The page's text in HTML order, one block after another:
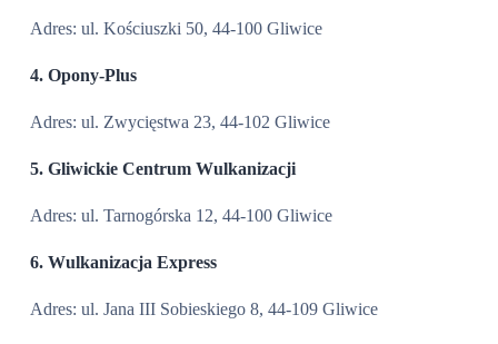
Adres: ul. Kościuszki 50, 44-100 Gliwice
4. Opony-Plus
Adres: ul. Zwycięstwa 23, 44-102 Gliwice
5. Gliwickie Centrum Wulkanizacji
Adres: ul. Tarnogórska 12, 44-100 Gliwice
6. Wulkanizacja Express
Adres: ul. Jana III Sobieskiego 8, 44-109 Gliwice